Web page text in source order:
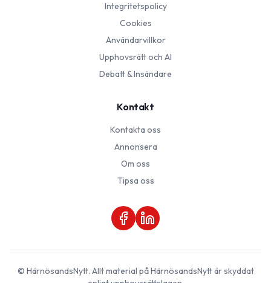
Integritetspolicy
Cookies
Användarvillkor
Upphovsrätt och AI
Debatt & Insändare
Kontakt
Kontakta oss
Annonsera
Om oss
Tipsa oss
© HärnösandsNytt. Allt material påHärnösandsNyttär skyddat